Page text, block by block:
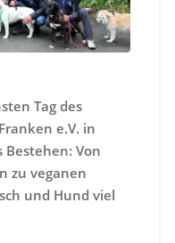
Tag des
e.V. in
Von
zu veganen
und Hund viel